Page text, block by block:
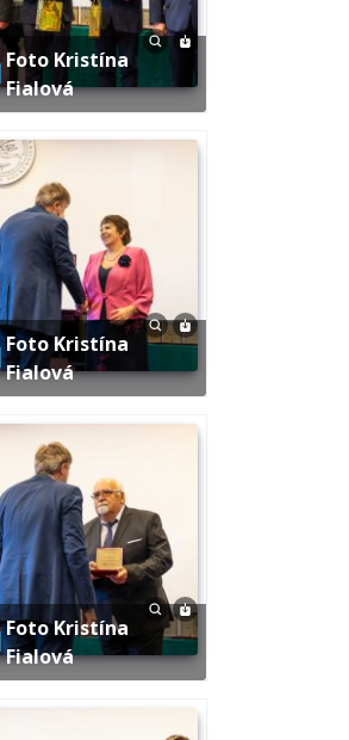
Foto Kristína
Fialová
Foto Kristína
Fialová
Foto Kristína
Fialová